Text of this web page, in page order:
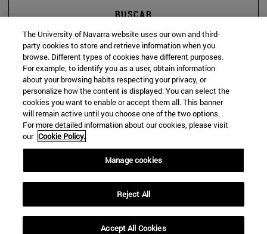
BUSCAR
The University of Navarra website uses our own and third-
party cookies to store and retrieve information when you
browse. Different types of cookies have different purposes.
For example, to identify you as a user, obtain information
about your browsing habits respecting your privacy, or
personalize how the content is displayed. You can select the
cookies you want to enable or accept them all. This banner
will remain active until you choose one of the two options.
For more detailed information about our cookies, please visit
our Cookie Policy.
Manage cookies
Reject All
Accept All Cookies